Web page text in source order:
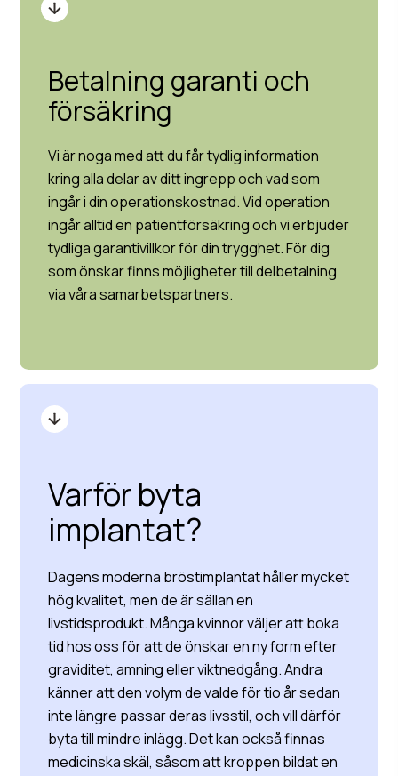
Betalning garanti och
försäkring
Vi är noga med att du får tydlig information
kring alla delar av ditt ingrepp och vad som
ingår i din operationskostnad. Vid operation
ingår alltid en patientförsäkring och vi erbjuder
tydliga garantivillkor för din trygghet. För dig
som önskar finns möjligheter till delbetalning
via våra samarbetspartners.
Varför byta
implantat?
Dagens moderna bröstimplantat håller mycket
hög kvalitet, men de är sällan en
livstidsprodukt. Många kvinnor väljer att boka
tid hos oss för att de önskar en ny form efter
graviditet, amning eller viktnedgång. Andra
känner att den volym de valde för tio år sedan
inte längre passar deras livsstil, och vill därför
byta till mindre inlägg. Det kan också finnas
medicinska skäl, såsom att kroppen bildat en